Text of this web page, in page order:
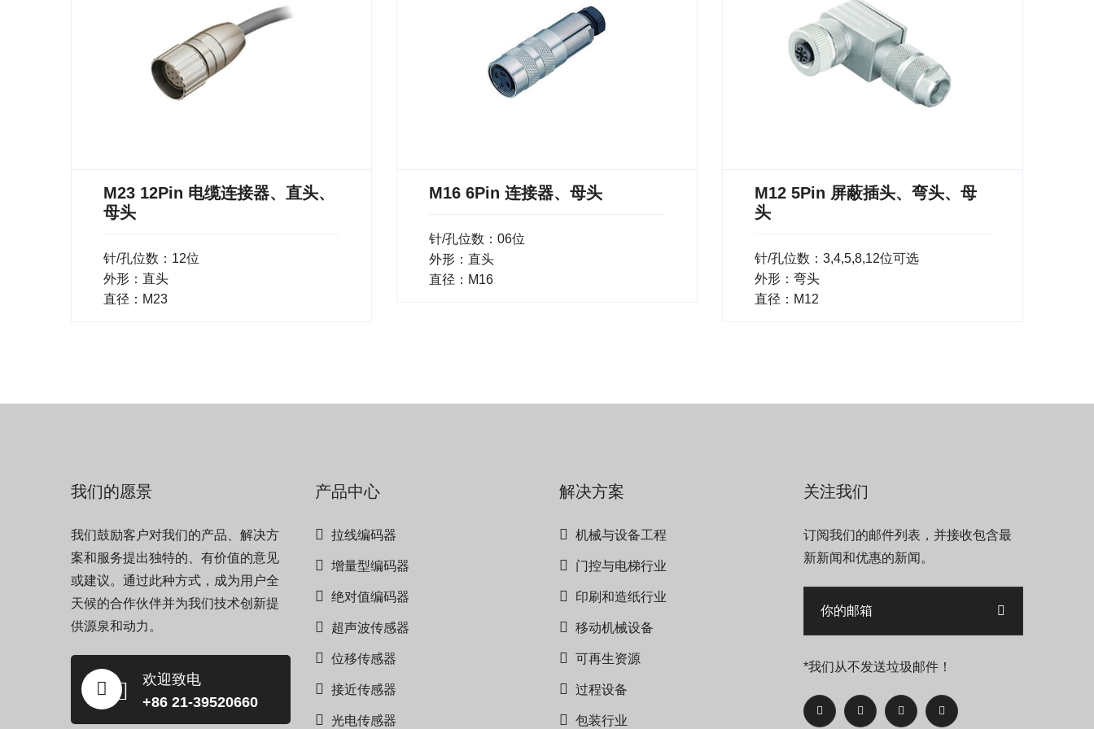
M23 12Pin 电缆连接器、直头、
母头
针/孔位数：12位
外形：直头
直径：M23
M16 6Pin 连接器、母头
针/孔位数：06位
外形：直头
直径：M16
M12 5Pin 屏蔽插头、弯头、母
头
针/孔位数：3,4,5,8,12位可选
外形：弯头
直径：M12
我们的愿景
我们鼓励客户对我们的产品、解决方
案和服务提出独特的、有价值的意见
或建议。通过此种方式，成为用户全
天候的合作伙伴并为我们技术创新提
供源泉和动力。
欢迎致电
+86 21-39520660
产品中心
拉线编码器
增量型编码器
绝对值编码器
超声波传感器
位移传感器
接近传感器
光电传感器
解决方案
机械与设备工程
门控与电梯行业
印刷和造纸行业
移动机械设备
可再生资源
过程设备
包装行业
关注我们
订阅我们的邮件列表，并接收包含最
新新闻和优惠的新闻。
*我们从不发送垃圾邮件！